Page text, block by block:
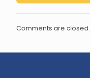
Comments are closed.